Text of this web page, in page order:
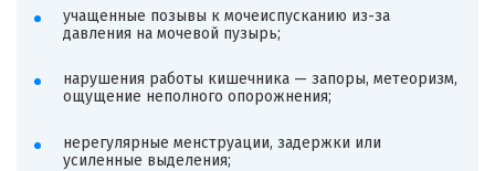
учащенные позывы к мочеиспусканию из-за
давления на мочевой пузырь;
нарушения работы кишечника — запоры, метеоризм,
ощущение неполного опорожнения;
нерегулярные менструации, задержки или
усиленные выделения;